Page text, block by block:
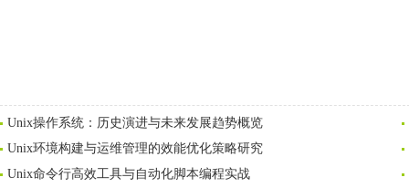
Unix操作系统：历史演进与未来发展趋势概览
Unix环境构建与运维管理的效能优化策略研究
Unix命令行高效工具与自动化脚本编程实战